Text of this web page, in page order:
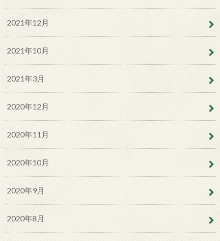
2021年12月
2021年10月
2021年3月
2020年12月
2020年11月
2020年10月
2020年9月
2020年8月